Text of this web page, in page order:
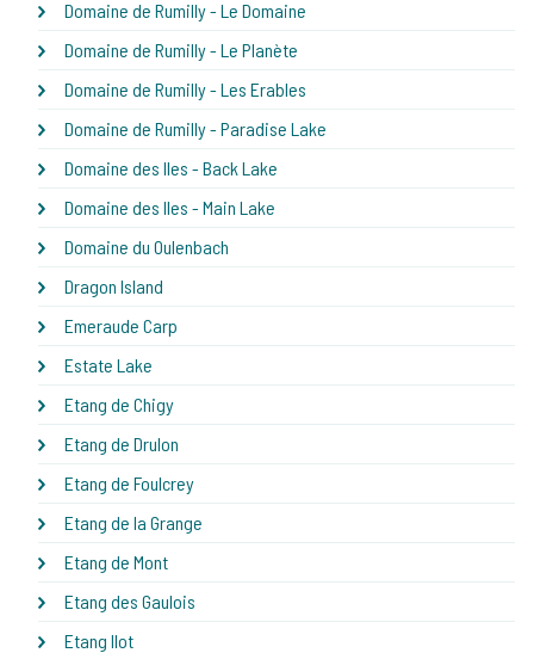
Domaine de Rumilly - Le Domaine
Domaine de Rumilly - Le Planète
Domaine de Rumilly - Les Erables
Domaine de Rumilly - Paradise Lake
Domaine des Iles - Back Lake
Domaine des Iles - Main Lake
Domaine du Oulenbach
Dragon Island
Emeraude Carp
Estate Lake
Etang de Chigy
Etang de Drulon
Etang de Foulcrey
Etang de la Grange
Etang de Mont
Etang des Gaulois
Etang Ilot